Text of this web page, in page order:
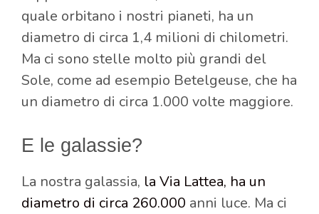
quale orbitano i nostri pianeti, ha un
diametro di circa 1,4 milioni di chilometri.
Ma ci sono stelle molto più grandi del
Sole, come ad esempio Betelgeuse, che ha
un diametro di circa 1.000 volte maggiore.
E le galassie?
La nostra galassia, la Via Lattea, ha un
diametro di circa 260.000 anni luce. Ma ci